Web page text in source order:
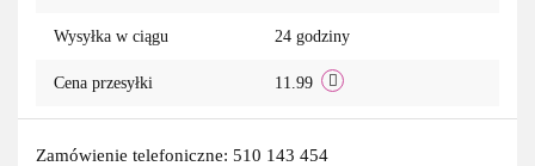
Wysyłka w ciągu 24 godziny
Cena przesyłki 11.99
Zamówienie telefoniczne: 510 143 454